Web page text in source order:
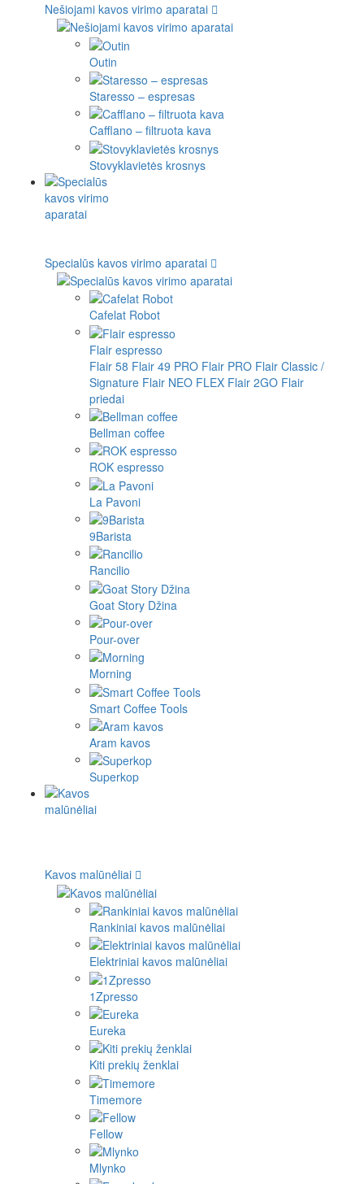
Nešiojami kavos virimo aparatai
Outin
Staresso – espresas
Cafflano – filtruota kava
Stovyklavietės krosnys
Specialūs kavos virimo aparatai
Cafelat Robot
Flair espresso
Flair 58 Flair 49 PRO Flair PRO Flair Classic /
Signature Flair NEO FLEX Flair 2GO Flair
priedai
Bellman coffee
ROK espresso
La Pavoni
9Barista
Rancilio
Goat Story Džina
Pour-over
Morning
Smart Coffee Tools
Aram kavos
Superkop
Kavos malūnėliai
Rankiniai kavos malūnėliai
Elektriniai kavos malūnėliai
1Zpresso
Eureka
Kiti prekių ženklai
Timemore
Fellow
Mlynko